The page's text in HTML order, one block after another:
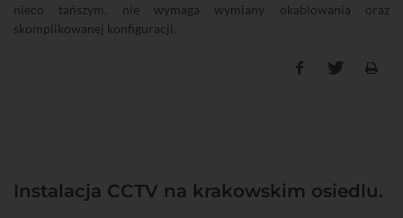
nieco tańszym, nie wymaga wymiany okablowania oraz
skomplikowanej konfiguracji.
Instalacja CCTV na krakowskim osiedlu.